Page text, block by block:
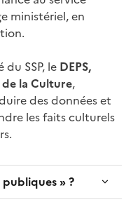
ministériel, en
SSP, le DEPS,
la Culture,
des données et
les faits culturels
» ?